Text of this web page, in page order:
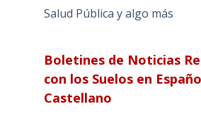
Salud Pública y algo más
Boletines de Noticias
con los Suelos en
Castellano